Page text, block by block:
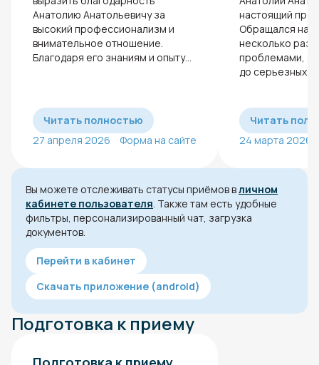
Анатолию Анатольевичу за
высокий профессионализм и
внимательное отношение.
Благодаря его знаниям и опыту...
Читать полностью
27 апреля 2026
Форма на сайте
настоящий
Обращался на
несколько раз
проблемами,
до серьезных,
Читать
24 марта 2026
Вы можете отслеживать статусы приёмов вличном
кабинете пользователя . Также там есть удобные
фильтры, персонализированный чат, загрузка
документов.
Перейти в кабинет
Скачать приложение (android)
Подготовка к приему